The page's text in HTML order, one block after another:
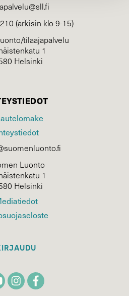
(arkisin klo 9-15)
tilaajapalvelu
1
Helsinki
Luonto
1
Helsinki